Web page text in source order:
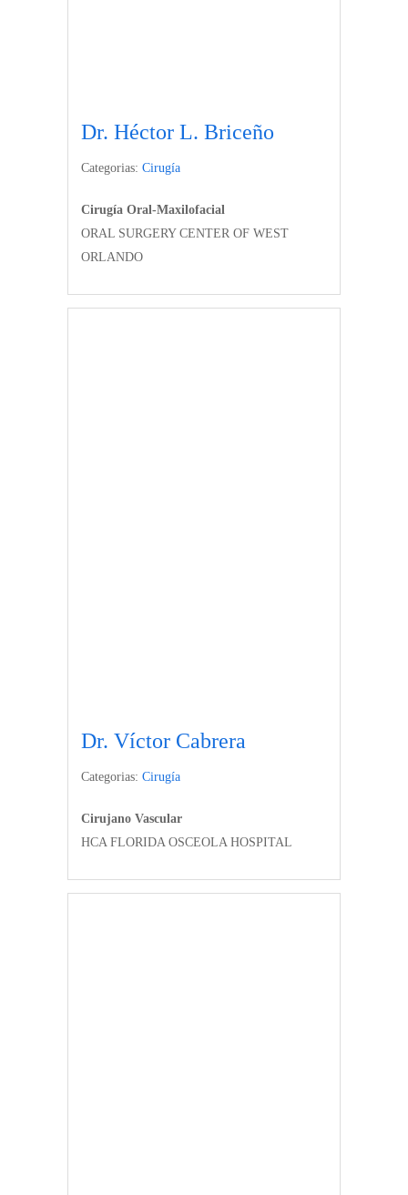
Dr. Héctor L. Briceño
Categorias: Cirugía
Cirugía Oral-Maxilofacial
ORAL SURGERY CENTER OF WEST
ORLANDO
Dr. Víctor Cabrera
Categorias: Cirugía
Cirujano Vascular
HCA FLORIDA OSCEOLA HOSPITAL